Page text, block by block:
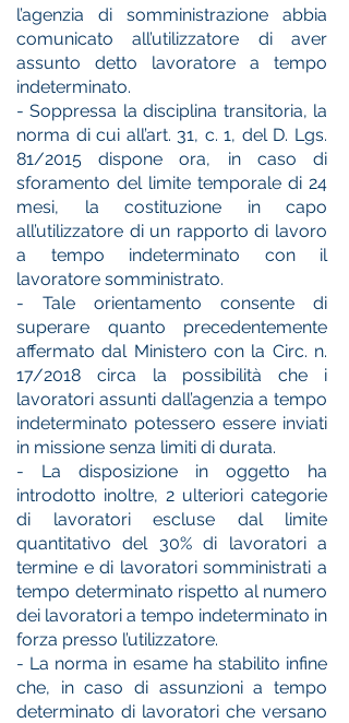
l’agenzia di somministrazione abbia
comunicato all’utilizzatore di aver
assunto detto lavoratore a tempo
indeterminato.
- Soppressa la disciplina transitoria, la
norma di cui all’art. 31, c. 1, del D. Lgs.
81/2015 dispone ora, in caso di
sforamento del limite temporale di 24
mesi, la costituzione in capo
all’utilizzatore di un rapporto di lavoro
a tempo indeterminato con il
lavoratore somministrato.
- Tale orientamento consente di
superare quanto precedentemente
affermato dal Ministero con la Circ. n.
17/2018 circa la possibilità che i
lavoratori assunti dall’agenzia a tempo
indeterminato potessero essere inviati
in missione senza limiti di durata.
- La disposizione in oggetto ha
introdotto inoltre, 2 ulteriori categorie
di lavoratori escluse dal limite
quantitativo del 30% di lavoratori a
termine e di lavoratori somministrati a
tempo determinato rispetto al numero
dei lavoratori a tempo indeterminato in
forza presso l’utilizzatore.
- La norma in esame ha stabilito infine
che, in caso di assunzioni a tempo
determinato di lavoratori che versano